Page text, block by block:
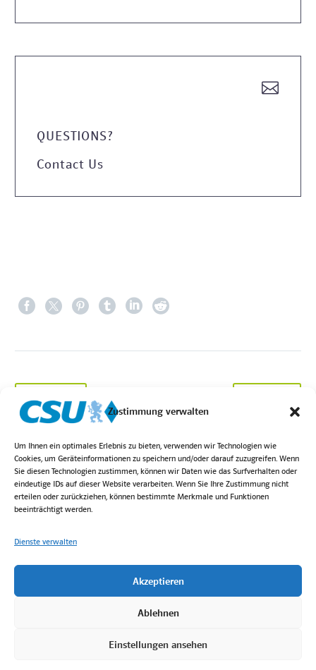
Zustimmung verwalten
Um Ihnen ein optimales Erlebnis zu bieten, verwenden wir Technologien wie
Cookies, um Geräteinformationen zu speichern und/oder darauf zuzugreifen. Wenn
Sie diesen Technologien zustimmen, können wir Daten wie das Surfverhalten oder
eindeutige IDs auf dieser Website verarbeiten. Wenn Sie Ihre Zustimmung nicht
erteilen oder zurückziehen, können bestimmte Merkmale und Funktionen
beeinträchtigt werden.
Dienste verwalten
Akzeptieren
Ablehnen
Einstellungen ansehen


QUESTIONS?
Contact Us
Impressum
Bilder von Höck Fotografie